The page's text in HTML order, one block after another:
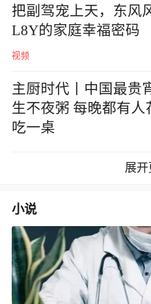
把副驾宠上天，东风
L8Y的家庭幸福密码
视频
主厨时代丨中国最贵
生不夜粥 每晚都有人
吃一桌
展开
小说